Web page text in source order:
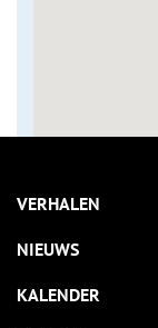
VERHALEN
NIEUWS
KALENDER